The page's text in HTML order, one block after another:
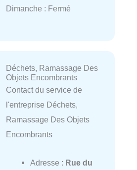
Dimanche : Fermé
Déchets, Ramassage Des
Objets Encombrants
Contact du service de
l'entreprise Déchets,
Ramassage Des Objets
Encombrants
Adresse : Rue du